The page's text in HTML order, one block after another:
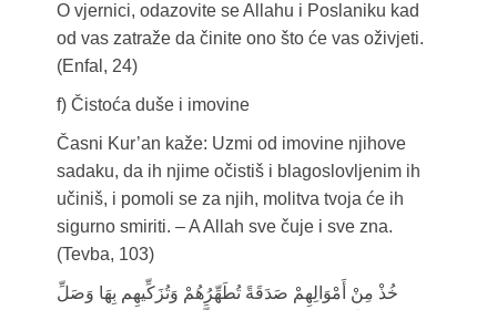
O vjernici, odazovite se Allahu i Poslaniku kad
od vas zatraže da činite ono što će vas oživjeti.
(Enfal, 24)
f) Čistoća duše i imovine
Časni Kur’an kaže: Uzmi od imovine njihove
sadaku, da ih njime očistiš i blagoslovljenim ih
učiniš, i pomoli se za njih, molitva tvoja će ih
sigurno smiriti. – A Allah sve čuje i sve zna.
(Tevba, 103)
خُذْ مِنْ أَمْوَالِهِمْ صَدَقَةً تُطَهِّرُهُمْ وَتُزَكِّيهِم بِهَا وَصَلِّ